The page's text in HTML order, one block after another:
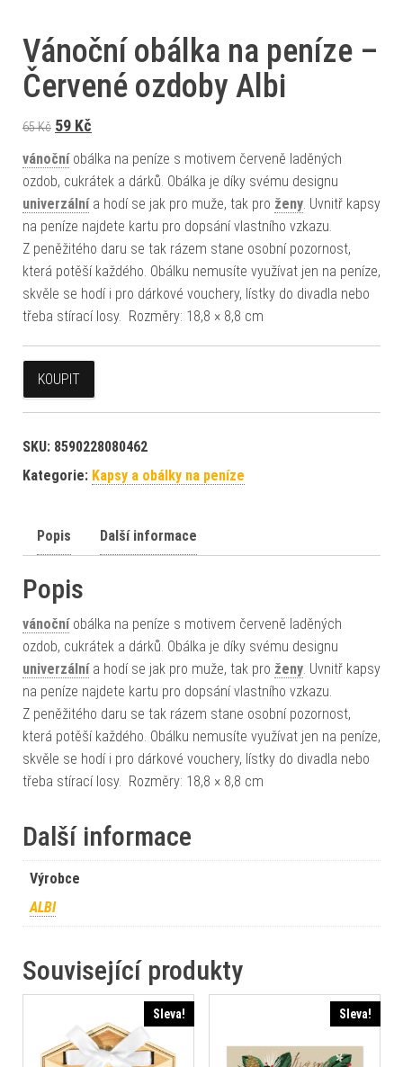
Vánoční obálka na peníze –
Červené ozdoby Albi
65Kč Původní cena byla: 65 Kč.
59 Kč
vánočníobálka na peníze s motivem červeně laděných
ozdob, cukrátek a dárků. Obálka je díky svému designu
univerzálnía hodí se jak pro muže, tak pro ženy . Uvnitř kapsy
na peníze najdete kartu pro dopsání vlastního vzkazu.
Z peněžitého daru se tak rázem stane osobní pozornost,
která potěší každého. Obálku nemusíte využívat jen na peníze,
skvěle se hodí i pro dárkové vouchery, lístky do divadla nebo
třeba stírací losy. Rozměry: 18,8 × 8,8 cm
KOUPIT
SKU: 8590228080462
Kategorie: Kapsy a obálky na peníze
Popis Další informace
Popis
vánočníobálka na peníze s motivem červeně laděných
ozdob, cukrátek a dárků. Obálka je díky svému designu
univerzálnía hodí se jak pro muže, tak pro ženy . Uvnitř kapsy
na peníze najdete kartu pro dopsání vlastního vzkazu.
Z peněžitého daru se tak rázem stane osobní pozornost,
která potěší každého. Obálku nemusíte využívat jen na peníze,
skvěle se hodí i pro dárkové vouchery, lístky do divadla nebo
třeba stírací losy. Rozměry: 18,8 × 8,8 cm
Další informace
Výrobce
ALBI
Související produkty
Sleva! Sleva!